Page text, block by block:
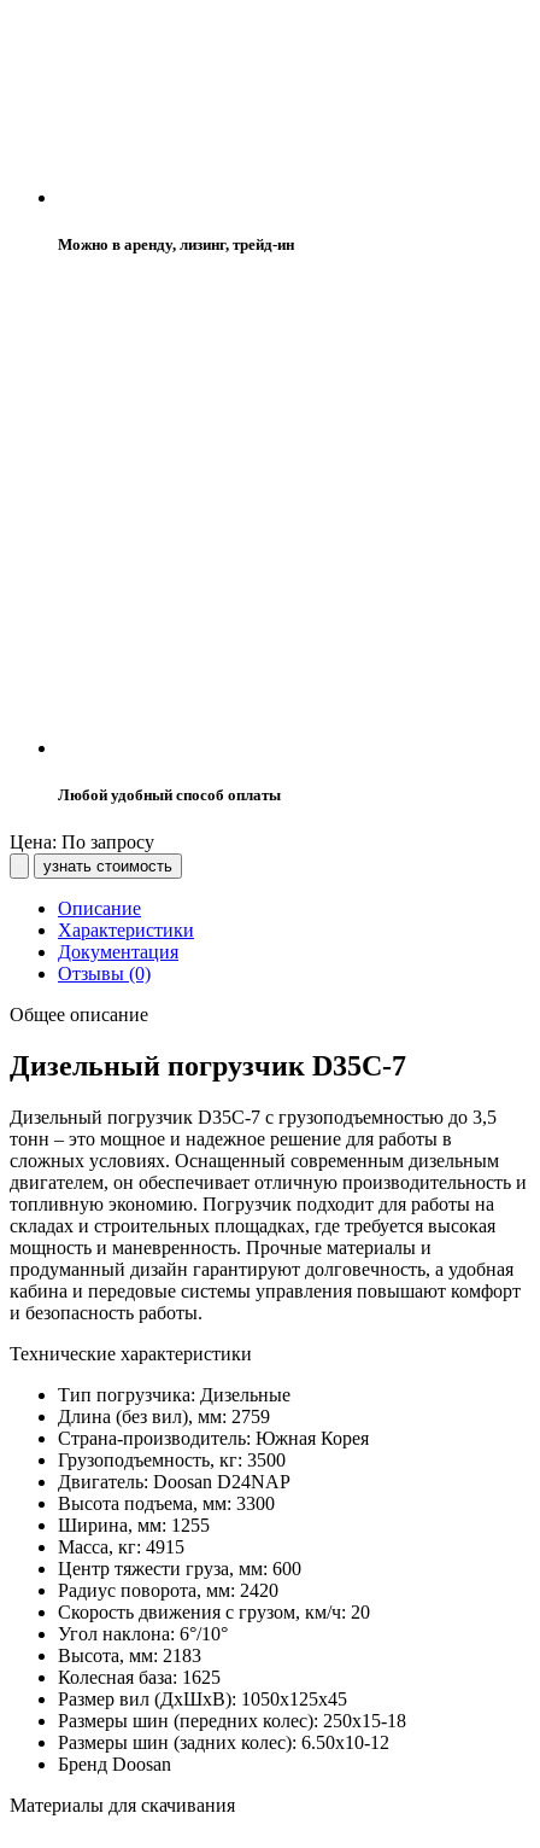
Можно в аренду, лизинг, трейд-ин
Любой удобный способ оплаты
Цена: По запросу
узнать стоимость
Описание
Характеристики
Документация
Отзывы (0)
Общее описание
Дизельный погрузчик D35C-7
Дизельный погрузчик D35C-7 с грузоподъемностью до 3,5
тонн – это мощное и надежное решение для работы в
сложных условиях. Оснащенный современным дизельным
двигателем, он обеспечивает отличную производительность и
топливную экономию. Погрузчик подходит для работы на
складах и строительных площадках, где требуется высокая
мощность и маневренность. Прочные материалы и
продуманный дизайн гарантируют долговечность, а удобная
кабина и передовые системы управления повышают комфорт
и безопасность работы.
Технические характеристики
Тип погрузчика: Дизельные
Длина (без вил), мм: 2759
Страна-производитель: Южная Корея
Грузоподъемность, кг: 3500
Двигатель: Doosan D24NAP
Высота подъема, мм: 3300
Ширина, мм: 1255
Масса, кг: 4915
Центр тяжести груза, мм: 600
Радиус поворота, мм: 2420
Скорость движения с грузом, км/ч: 20
Угол наклона: 6°/10°
Высота, мм: 2183
Колесная база: 1625
Размер вил (ДхШхВ): 1050х125х45
Размеры шин (передних колес): 250х15-18
Размеры шин (задних колес): 6.50x10-12
Бренд Doosan
Материалы для скачивания